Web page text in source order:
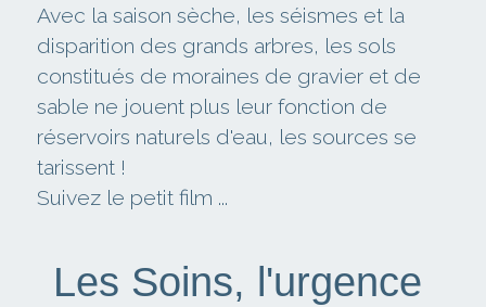
Avec la saison sèche, les séismes et la
disparition des grands arbres, les sols
constitués de moraines de gravier et de
sable ne jouent plus leur fonction de
réservoirs naturels d'eau, les sources se
tarissent !
Suivez le petit film ...
Les Soins, l'urgence